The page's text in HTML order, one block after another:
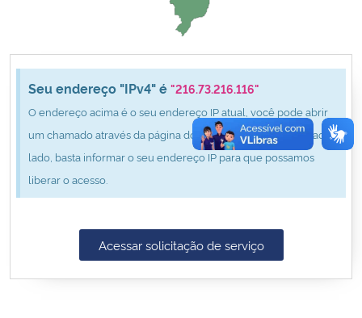
Ministério do Desenvolvimento Regional
Controladoria-Geral da União
Ministério da Mulher, da Família e dos Direitos Humanos
Secretaria-Geral
Secretaria de Governo
Seu endereço "IPv4" é "216.73.216.116"
O endereço acima é o seu endereço IP atual, você pode abrir
um chamado através da página do CPD clicando no botão ao
lado, basta informar o seu endereço IP para que possamos
liberar o acesso.
Acessar solicitação de serviço